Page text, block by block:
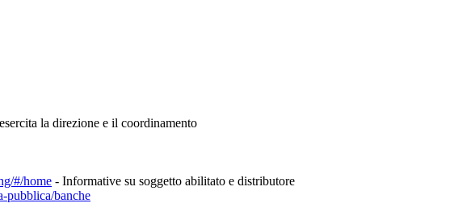
la direzione e il coordinamento
#/home - Informative su soggetto abilitato e distributore
pubblica/banche